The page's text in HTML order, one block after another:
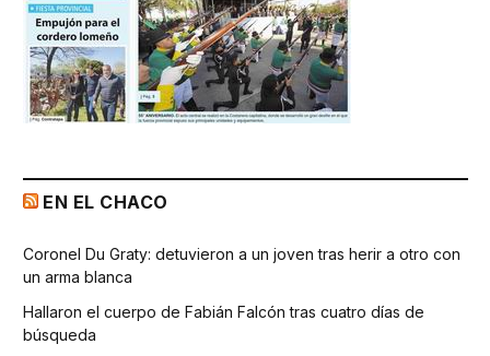
EN EL CHACO
Coronel Du Graty: detuvieron a un joven tras herir a otro con
un arma blanca
Hallaron el cuerpo de Fabián Falcón tras cuatro días de
búsqueda